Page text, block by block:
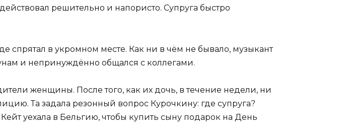
решительно и напористо. Супруга быстро
спрятал в укромном месте. Как ни в чём не бывало, музыкант
и непринуждённо общался с коллегами.
женщины. После того, как их дочь, в течение недели, ни
Та задала резонный вопрос Курочкину: где супруга?
уехала в Бельгию, чтобы купить сыну подарок на День